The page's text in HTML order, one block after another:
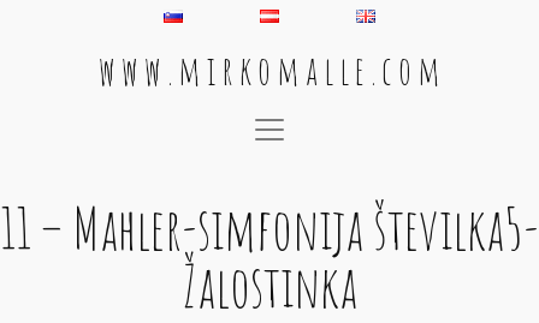
w w w . m i r k o m a l l e . c o m
Main Navigation
11 – Mahler-simfonija številka5-
Žalostinka